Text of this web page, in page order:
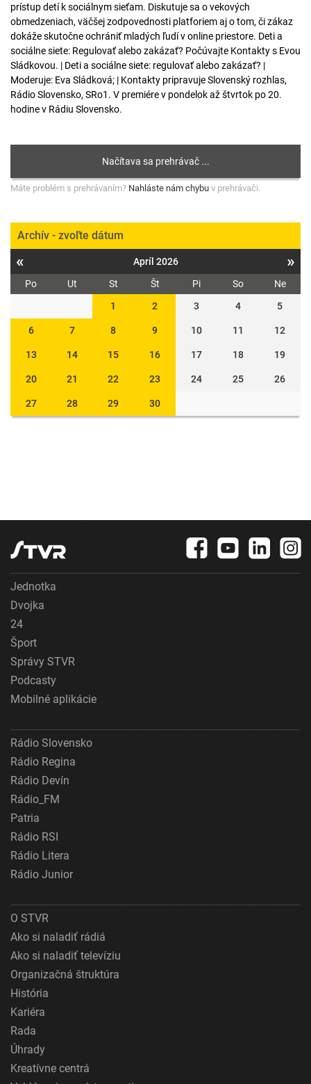
prístup detí k sociálnym sieťam. Diskutuje sa o vekových
obmedzeniach, väčšej zodpovednosti platforiem aj o tom, či zákaz
dokáže skutočne ochrániť mladých ľudí v online priestore. Deti a
sociálne siete: Regulovať alebo zakázať? Počúvajte Kontakty s Evou
Sládkovou. | Deti a sociálne siete: regulovať alebo zakázať? |
Moderuje: Eva Sládková; | Kontakty pripravuje Slovenský rozhlas,
Rádio Slovensko, SRo1. V premiére v pondelok až štvrtok po 20.
hodine v Rádiu Slovensko.
Máte problém s prehrávaním? Nahláste nám chybu v prehrávači.
Archív - zvoľte dátum
« Apríl 2026 »
Po Ut St Št Pi So
Ne
1
2 3 4 5
6 7 8 9 10 11 12
13 14 15 16 17 18 19
20 21 22 23 24 25 26
27 28 29 30
Jednotka
Dvojka
24
Šport
Správy STVR
Podcasty
Mobilné aplikácie
Rádio Slovensko
Rádio Regina
Rádio Devín
Rádio_FM
Patria
Rádio RSI
Rádio Litera
Rádio Junior
O STVR
Ako si naladiť rádiá
Ako si naladiť televíziu
Organizačná štruktúra
História
Kariéra
Rada
Úhrady
Kreatívne centrá